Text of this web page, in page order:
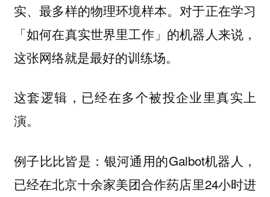
实、最多样的物理环境样本。对于正在学习
「如何在真实世界里工作」的机器人来说，
这张网络就是最好的训练场。
这套逻辑，已经在多个被投企业里真实上
演。
例子比比皆是：银河通用的Galbot机器人，
已经在北京十余家美团合作药店里24小时进